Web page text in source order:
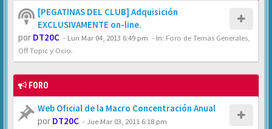
[PEGATINAS DEL CLUB] Adquisición
EXCLUSIVAMENTE on-line.
por DT20C - Lun Mar 04, 2013 6:49 pm - In: Foro de Temas Generales,
Off Topic y Ocio.
FORO
Web Oficial de la Macro Concentración Anual
por DT20C -Jue Mar 03, 2011 6:18 pm